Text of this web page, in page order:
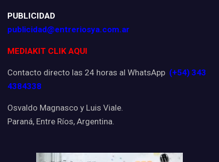
PUBLICIDAD
publicidad@entreriosya.com.ar
MEDIAKIT CLIK AQUI
Contacto directo las 24 horas al WhatsApp (+54) 343
4384338
Osvaldo Magnasco y Luis Viale.
Paraná, Entre Ríos, Argentina.